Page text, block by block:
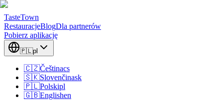
TasteTown
RestauracjeBlogDla partnerów
Pobierz aplikację
🇵🇱pl
🇨🇿Češtinacs
🇸🇰Slovenčinask
🇵🇱Polskipl
🇬🇧Englishen